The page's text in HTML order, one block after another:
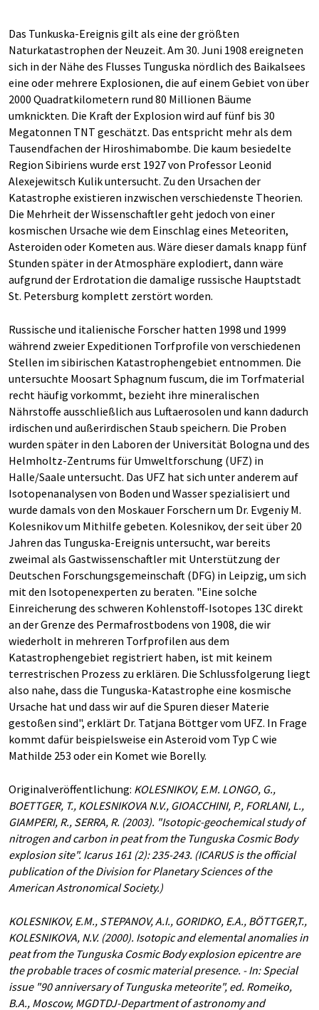
Das Tunkuska-Ereignis gilt als eine der größten
Naturkatastrophen der Neuzeit. Am 30. Juni 1908 ereigneten
sich in der Nähe des Flusses Tunguska nördlich des Baikalsees
eine oder mehrere Explosionen, die auf einem Gebiet von über
2000 Quadratkilometern rund 80 Millionen Bäume
umknickten. Die Kraft der Explosion wird auf fünf bis 30
Megatonnen TNT geschätzt. Das entspricht mehr als dem
Tausendfachen der Hiroshimabombe. Die kaum besiedelte
Region Sibiriens wurde erst 1927 von Professor Leonid
Alexejewitsch Kulik untersucht. Zu den Ursachen der
Katastrophe existieren inzwischen verschiedenste Theorien.
Die Mehrheit der Wissenschaftler geht jedoch von einer
kosmischen Ursache wie dem Einschlag eines Meteoriten,
Asteroiden oder Kometen aus. Wäre dieser damals knapp fünf
Stunden später in der Atmosphäre explodiert, dann wäre
aufgrund der Erdrotation die damalige russische Hauptstadt
St. Petersburg komplett zerstört worden.
Russische und italienische Forscher hatten 1998 und 1999
während zweier Expeditionen Torfprofile von verschiedenen
Stellen im sibirischen Katastrophengebiet entnommen. Die
untersuchte Moosart Sphagnum fuscum, die im Torfmaterial
recht häufig vorkommt, bezieht ihre mineralischen
Nährstoffe ausschließlich aus Luftaerosolen und kann dadurch
irdischen und außerirdischen Staub speichern. Die Proben
wurden später in den Laboren der Universität Bologna und des
Helmholtz-Zentrums für Umweltforschung (UFZ) in
Halle/Saale untersucht. Das UFZ hat sich unter anderem auf
Isotopenanalysen von Boden und Wasser spezialisiert und
wurde damals von den Moskauer Forschern um Dr. Evgeniy M.
Kolesnikov um Mithilfe gebeten. Kolesnikov, der seit über 20
Jahren das Tunguska-Ereignis untersucht, war bereits
zweimal als Gastwissenschaftler mit Unterstützung der
Deutschen Forschungsgemeinschaft (DFG) in Leipzig, um sich
mit den Isotopenexperten zu beraten. "Eine solche
Einreicherung des schweren Kohlenstoff-Isotopes 13C direkt
an der Grenze des Permafrostbodens von 1908, die wir
wiederholt in mehreren Torfprofilen aus dem
Katastrophengebiet registriert haben, ist mit keinem
terrestrischen Prozess zu erklären. Die Schlussfolgerung liegt
also nahe, dass die Tunguska-Katastrophe eine kosmische
Ursache hat und dass wir auf die Spuren dieser Materie
gestoßen sind", erklärt Dr. Tatjana Böttger vom UFZ. In Frage
kommt dafür beispielsweise ein Asteroid vom Typ C wie
Mathilde 253 oder ein Komet wie Borelly.
Originalveröffentlichung: KOLESNIKOV, E.M. LONGO, G.,
BOETTGER, T., KOLESNIKOVA N.V., GIOACCHINI, P., FORLANI, L.,
GIAMPERI, R., SERRA, R. (2003). "Isotopic-geochemical study of
nitrogen and carbon in peat from the Tunguska Cosmic Body
explosion site". Icarus 161 (2): 235-243. (ICARUS is the official
publication of the Division for Planetary Sciences of the
American Astronomical Society.)
KOLESNIKOV, E.M., STEPANOV, A.I., GORIDKO, E.A., BÖTTGER,T.,
KOLESNIKOVA, N.V. (2000). Isotopic and elemental anomalies in
peat from the Tunguska Cosmic Body explosion epicentre are
the probable traces of cosmic material presence. - In: Special
issue "90 anniversary of Tunguska meteorite", ed. Romeiko,
B.A., Moscow, MGDTDJ-Department of astronomy and